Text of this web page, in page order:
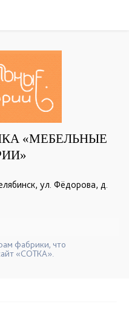
«МЕБЕЛЬНЫЕ
ул. Фёдорова, д.
фабрики, что
«СОТКА».